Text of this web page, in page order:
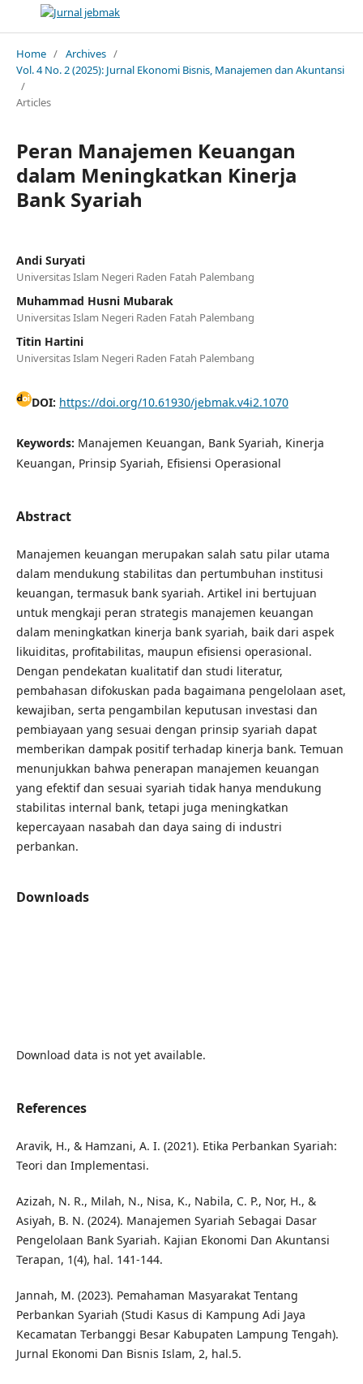
Home / Archives /
Vol. 4 No. 2 (2025): Jurnal Ekonomi Bisnis, Manajemen dan Akuntansi
/
Articles
Peran Manajemen Keuangan
dalam Meningkatkan Kinerja
Bank Syariah
Andi Suryati
Universitas Islam Negeri Raden Fatah Palembang
Muhammad Husni Mubarak
Universitas Islam Negeri Raden Fatah Palembang
Titin Hartini
Universitas Islam Negeri Raden Fatah Palembang
DOI: https://doi.org/10.61930/jebmak.v4i2.1070
Keywords: Manajemen Keuangan, Bank Syariah, Kinerja
Keuangan, Prinsip Syariah, Efisiensi Operasional
Abstract
Manajemen keuangan merupakan salah satu pilar utama
dalam mendukung stabilitas dan pertumbuhan institusi
keuangan, termasuk bank syariah. Artikel ini bertujuan
untuk mengkaji peran strategis manajemen keuangan
dalam meningkatkan kinerja bank syariah, baik dari aspek
likuiditas, profitabilitas, maupun efisiensi operasional.
Dengan pendekatan kualitatif dan studi literatur,
pembahasan difokuskan pada bagaimana pengelolaan aset,
kewajiban, serta pengambilan keputusan investasi dan
pembiayaan yang sesuai dengan prinsip syariah dapat
memberikan dampak positif terhadap kinerja bank. Temuan
menunjukkan bahwa penerapan manajemen keuangan
yang efektif dan sesuai syariah tidak hanya mendukung
stabilitas internal bank, tetapi juga meningkatkan
kepercayaan nasabah dan daya saing di industri
perbankan.
Downloads
Download data is not yet available.
References
Aravik, H., & Hamzani, A. I. (2021). Etika Perbankan Syariah:
Teori dan Implementasi.
Azizah, N. R., Milah, N., Nisa, K., Nabila, C. P., Nor, H., &
Asiyah, B. N. (2024). Manajemen Syariah Sebagai Dasar
Pengelolaan Bank Syariah. Kajian Ekonomi Dan Akuntansi
Terapan, 1(4), hal. 141-144.
Jannah, M. (2023). Pemahaman Masyarakat Tentang
Perbankan Syariah (Studi Kasus di Kampung Adi Jaya
Kecamatan Terbanggi Besar Kabupaten Lampung Tengah).
Jurnal Ekonomi Dan Bisnis Islam, 2, hal.5.